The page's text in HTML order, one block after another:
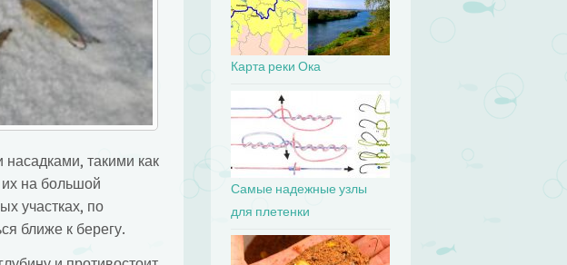
такими как
их на большой
участках, по
ближе к берегу.
Карта реки Ока
Самые надежные узлы
для плетенки